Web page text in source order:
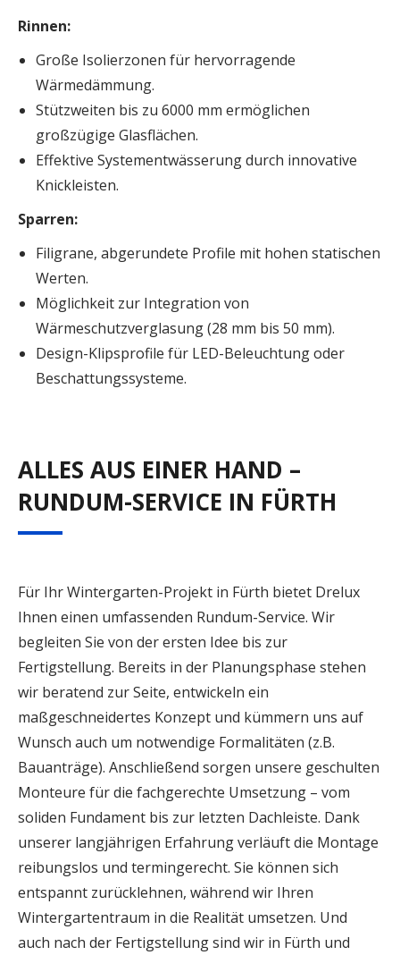
Rinnen:
Große Isolierzonen für hervorragende
Wärmedämmung.
Stützweiten bis zu 6000 mm ermöglichen
großzügige Glasflächen.
Effektive Systementwässerung durch innovative
Knickleisten.
Sparren:
Filigrane, abgerundete Profile mit hohen statischen
Werten.
Möglichkeit zur Integration von
Wärmeschutzverglasung (28 mm bis 50 mm).
Design-Klipsprofile für LED-Beleuchtung oder
Beschattungssysteme.
ALLES AUS EINER HAND –
RUNDUM-SERVICE IN FÜRTH
Für Ihr Wintergarten-Projekt in Fürth bietet Drelux
Ihnen einen umfassenden Rundum-Service. Wir
begleiten Sie von der ersten Idee bis zur
Fertigstellung. Bereits in der Planungsphase stehen
wir beratend zur Seite, entwickeln ein
maßgeschneidertes Konzept und kümmern uns auf
Wunsch auch um notwendige Formalitäten (z.B.
Bauanträge). Anschließend sorgen unsere geschulten
Monteure für die fachgerechte Umsetzung – vom
soliden Fundament bis zur letzten Dachleiste. Dank
unserer langjährigen Erfahrung verläuft die Montage
reibungslos und termingerecht. Sie können sich
entspannt zurücklehnen, während wir Ihren
Wintergartentraum in die Realität umsetzen. Und
auch nach der Fertigstellung sind wir in Fürth und